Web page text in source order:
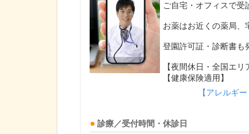
ご自宅・オフィスで受
お薬はお近くの薬局、
登園許可証・診断書も
【夜間休日・全国エリ
【健康保険適用】
【アレルギ
診療／受付時間・休診日